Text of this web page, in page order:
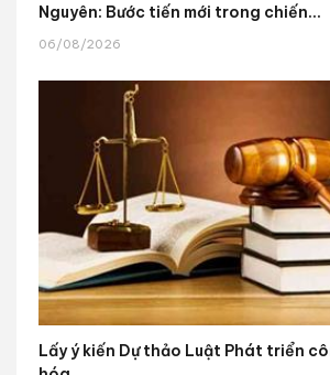
Nguyên: Bước tiến mới trong chiến...
06/08/2026
Lấy ý kiến Dự thảo Luật Phát triển